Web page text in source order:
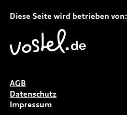
Diese Seite wird betrieben von:
AGB
Datenschutz
Impressum